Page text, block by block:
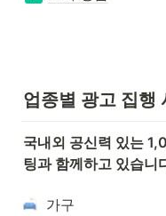
업종별 광고 집행
국내외 공신력 있는
팅과 함께하고 있습니
  가구